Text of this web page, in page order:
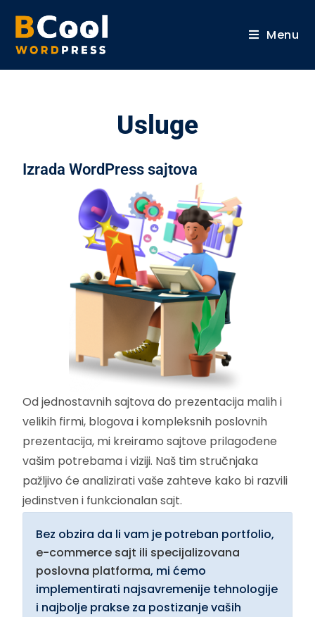
Menu
Usluge
Izrada WordPress sajtova
Od jednostavnih sajtova do prezentacija malih i
velikih firmi, blogova i kompleksnih poslovnih
prezentacija, mi kreiramo sajtove prilagođene
vašim potrebama i viziji. Naš tim stručnjaka
pažljivo će analizirati vaše zahteve kako bi razvili
jedinstven i funkcionalan sajt.
Bez obzira da li vam je potreban portfolio,
e-commerce sajt ili specijalizovana
poslovna platforma, mi ćemo
implementirati najsavremenije tehnologije
i najbolje prakse za postizanje vaših